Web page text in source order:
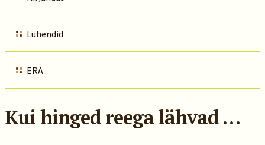
Lühendid
ERA
Kui hinged reega lähvad …